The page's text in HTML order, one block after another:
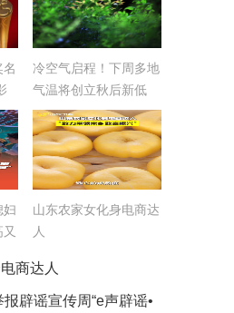
剧
冷空气启程！下周多地
气温将创立秋后新低
妇
山东农家女化身电商达
人
商达人
辟谣宣传周“e声辟谣•